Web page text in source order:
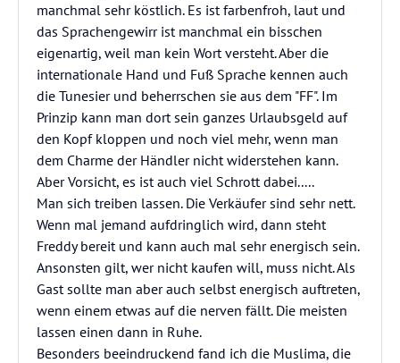
manchmal sehr köstlich. Es ist farbenfroh, laut und
das Sprachengewirr ist manchmal ein bisschen
eigenartig, weil man kein Wort versteht. Aber die
internationale Hand und Fuß Sprache kennen auch
die Tunesier und beherrschen sie aus dem "FF". Im
Prinzip kann man dort sein ganzes Urlaubsgeld auf
den Kopf kloppen und noch viel mehr, wenn man
dem Charme der Händler nicht widerstehen kann.
Aber Vorsicht, es ist auch viel Schrott dabei.....
Man sich treiben lassen. Die Verkäufer sind sehr nett.
Wenn mal jemand aufdringlich wird, dann steht
Freddy bereit und kann auch mal sehr energisch sein.
Ansonsten gilt, wer nicht kaufen will, muss nicht. Als
Gast sollte man aber auch selbst energisch auftreten,
wenn einem etwas auf die nerven fällt. Die meisten
lassen einen dann in Ruhe.
Besonders beeindruckend fand ich die Muslima, die